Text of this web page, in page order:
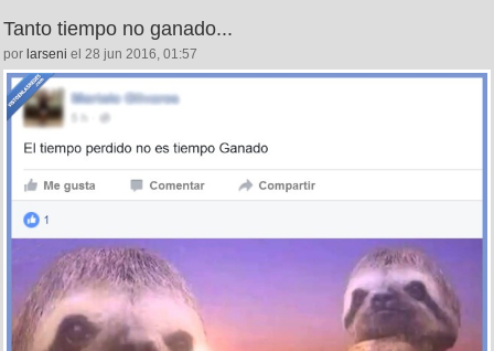
Tanto tiempo no ganado...
por larseni el 28 jun 2016, 01:57